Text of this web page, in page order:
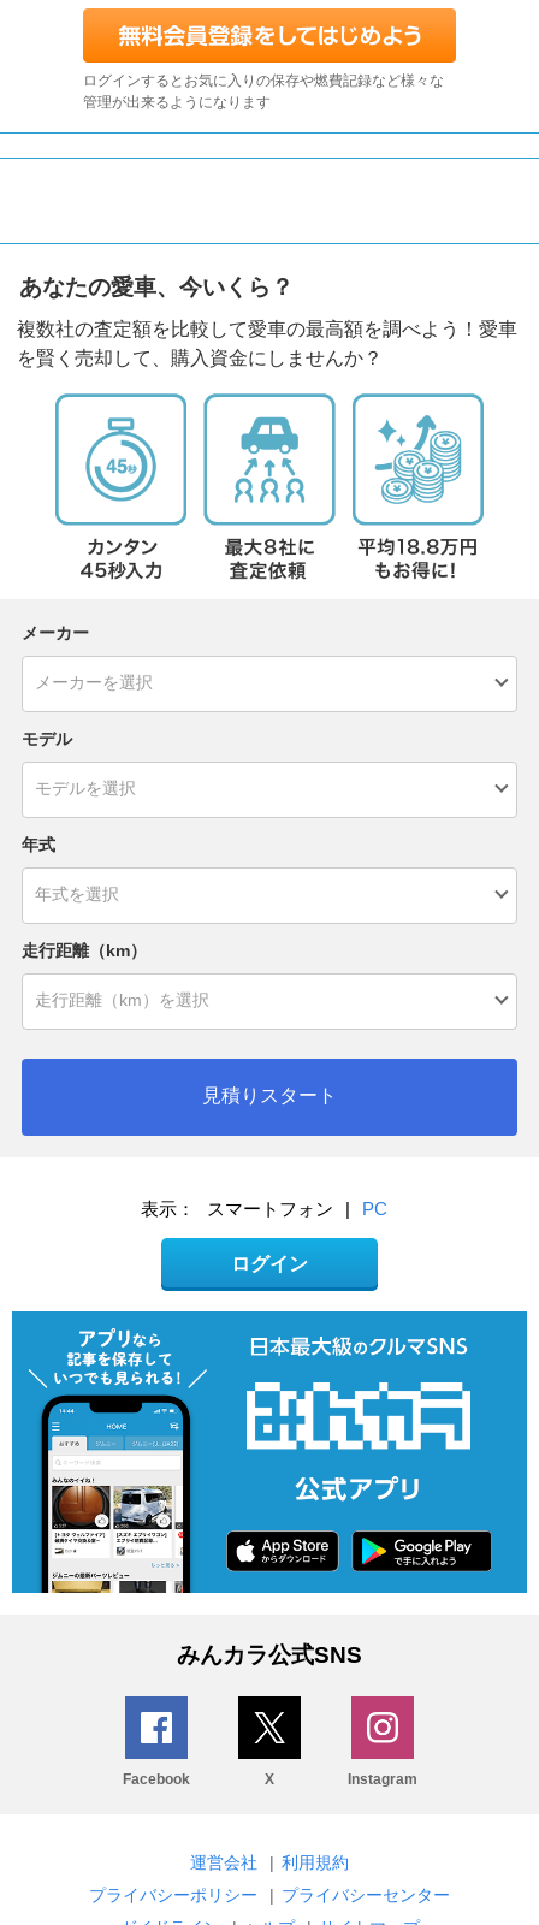
ログインするとお気に入りの保存や燃費記録など様々な
管理が出来るようになります
あなたの愛車、今いくら？
複数社の査定額を比較して愛車の最高額を調べよう！愛車
を賢く売却して、購入資金にしませんか？
メーカー
モデル
年式
走行距離（km）
見積りスタート
表示： スマートフォン | PC
ログイン
みんカラ公式SNS
Facebook X Instagram
運営会社 | 利用規約
プライバシーポリシー
| プライバシーセンター